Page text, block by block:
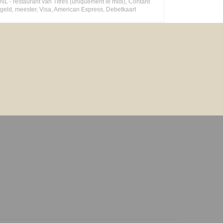
NL - restaurant van Titres (uniquement le midi), Contant
geld, meester, Visa, American Express, Debetkaart